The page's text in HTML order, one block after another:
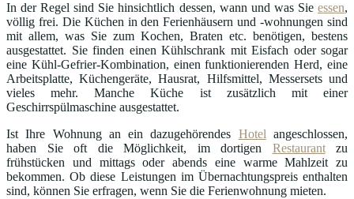
In der Regel sind Sie hinsichtlich dessen, wann und was Sie essen,
völlig frei. Die Küchen in den Ferienhäusern und -wohnungen sind
mit allem, was Sie zum Kochen, Braten etc. benötigen, bestens
ausgestattet. Sie finden einen Kühlschrank mit Eisfach oder sogar
eine Kühl-Gefrier-Kombination, einen funktionierenden Herd, eine
Arbeitsplatte, Küchengeräte, Hausrat, Hilfsmittel, Messersets und
vieles mehr. Manche Küche ist zusätzlich mit einer
Geschirrspülmaschine ausgestattet.
Ist Ihre Wohnung an ein dazugehörendes Hotel angeschlossen,
haben Sie oft die Möglichkeit, im dortigen Restaurantzu
frühstücken und mittags oder abends eine warme Mahlzeit zu
bekommen. Ob diese Leistungen im Übernachtungspreis enthalten
sind, können Sie erfragen, wenn Sie die Ferienwohnung mieten.